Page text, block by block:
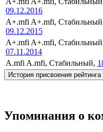
09.12.2016
A+.mfi A+.mfi,
09.12.2015
A+.mfi A+.mfi,
07.11.2014
A.mfi A.mfi, Стабильный,
История присвоения рейтинга
Упоминания о